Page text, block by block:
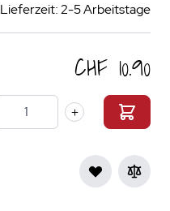
Lieferzeit: 2-5 Arbeitstage
CHF 10.90